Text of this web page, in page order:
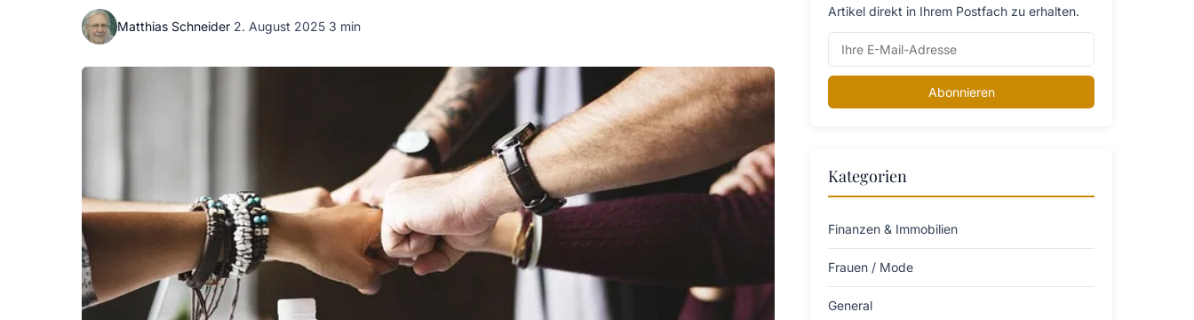
Matthias Schneider·2. August 2025·3 min
Artikel direkt in Ihrem Postfach zu erhalten.
Abonnieren
Kategorien
Finanzen & Immobilien
Frauen / Mode
General